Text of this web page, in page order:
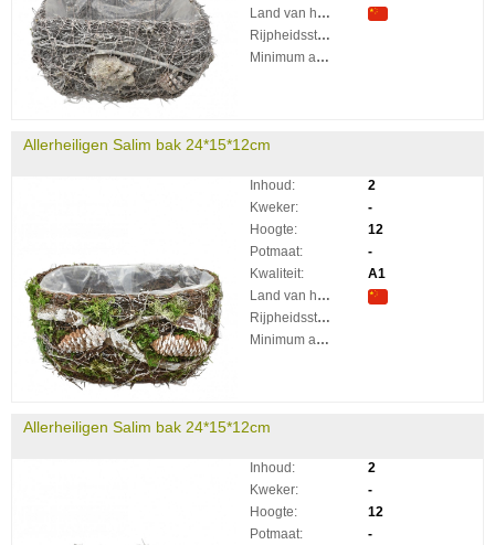
Land van herkomst:
Rijpheidsstadium:
Minimum aantal takken per plant:
Allerheiligen Salim bak 24*15*12cm
Inhoud:
2
Kweker:
-
Hoogte:
12
Potmaat:
-
Kwaliteit:
A1
Land van herkomst:
Rijpheidsstadium:
Minimum aantal takken per plant:
Allerheiligen Salim bak 24*15*12cm
Inhoud:
2
Kweker:
-
Hoogte:
12
Potmaat:
-